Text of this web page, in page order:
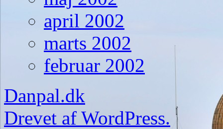
april 2002
marts 2002
februar 2002
Danpal.dk
Drevet af WordPress.